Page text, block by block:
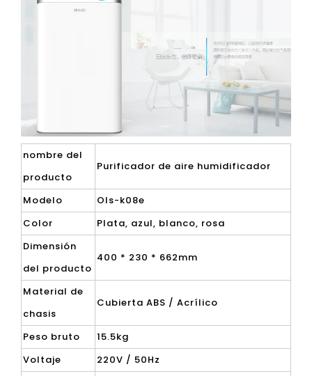
nombre del
producto
Purificador de aire humidificador
Modelo
Ols-k08e
Color
Plata, azul, blanco, rosa
Dimensión
del producto
400 * 230 * 662mm
Material de
chasis
Cubierta ABS / Acrílico
Peso bruto
15.5kg
Voltaje
220V / 50Hz